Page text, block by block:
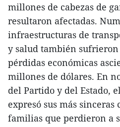
millones de cabezas de
resultaron afectadas.
infraestructuras de
y salud también sufrieron
pérdidas económicas
millones de dólares. En
del Partido y del Estado,
expresó sus más sinceras
familias que perdieron a